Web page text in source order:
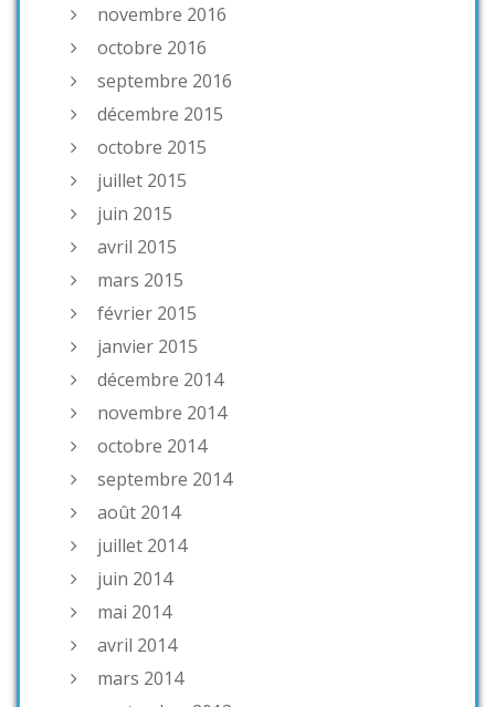
novembre 2016
octobre 2016
septembre 2016
décembre 2015
octobre 2015
juillet 2015
juin 2015
avril 2015
mars 2015
février 2015
janvier 2015
décembre 2014
novembre 2014
octobre 2014
septembre 2014
août 2014
juillet 2014
juin 2014
mai 2014
avril 2014
mars 2014